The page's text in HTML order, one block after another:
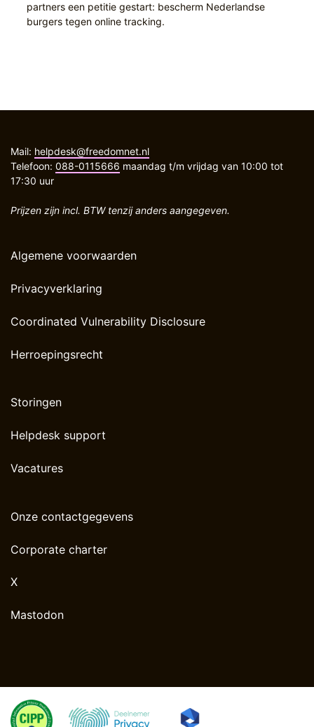
partners een petitie gestart: bescherm Nederlandse
burgers tegen online tracking.
Mail: helpdesk@freedomnet.nl
Telefoon: 088-0115666 maandag t/m vrijdag van 10:00 tot
17:30 uur
Prijzen zijn incl. BTW tenzij anders aangegeven.
Algemene voorwaarden
Privacyverklaring
Coordinated Vulnerability Disclosure
Herroepingsrecht
Storingen
Helpdesk support
Vacatures
Onze contactgegevens
Corporate charter
X
Mastodon